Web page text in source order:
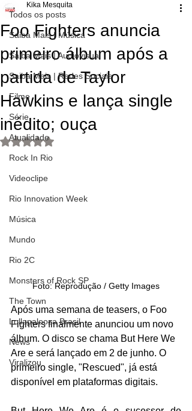
Todos os posts
Saiba Mais | Música
Saiba Mais | Audiovisual
Saiba Mais | Redes Sociais
Filme
Série
Atualidade
Rock In Rio
Videoclipe
Rio Innovation Week
Música
Mundo
Rio 2C
Monsters of Rock SP
The Town
Lollapalooza Brasil
News
Viralizou
Foo Fighters anuncia
primeiro álbum após a
partida de Taylor
Hawkins e lança single
inédito; ouça
Kika Mesquita
Avaliado com NaN de 5 estrelas.
Foto: Reprodução / Getty Images
Após uma semana de teasers, o Foo
Fighters finalmente anunciou um novo
álbum. O disco se chama But Here We
Are e será lançado em 2 de junho. O
primeiro single, "Rescued", já está
disponível em plataformas digitais.